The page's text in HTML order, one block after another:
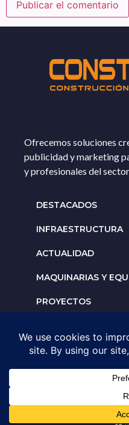
Ofrecemos soluciones
publicidad y marketing
y profesionales del
DESTACADOS
INFRAESTRUCTURA
ACTUALIDAD
MAQUINARIAS Y
PROYECTOS
Solicita un
tu
AGENDA